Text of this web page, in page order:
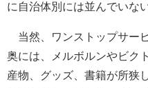
に自治体別には並んでいない
当然、ワンストップサー
奥には、メルボルンやビク
産物、グッズ、書籍が所狭